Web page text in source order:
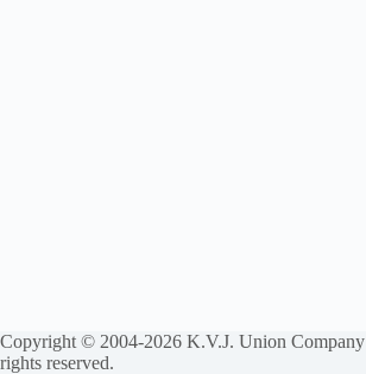
Copyright © 2004-2026 K.V.J. Union
rights reserved.